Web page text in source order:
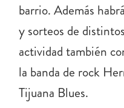
barrio. Además
y sorteos de
actividad también
la banda de rock
Tijuana Blues.